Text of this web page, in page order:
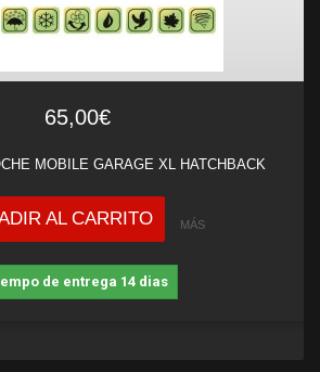
65,00€
MOBILE GARAGE XL HATCHBACK
AL CARRITO MÁS
de entrega 14 dias